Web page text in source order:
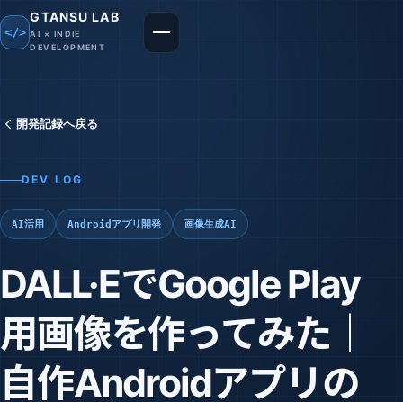
</>
GTANSU LAB
AI × INDIE
DEVELOPMENT
開発記録へ戻る
DEV LOG
AI活用 Androidアプリ開発 画像生成AI
DALL·EでGoogle Play
用画像を作ってみた｜
自作Androidアプリの